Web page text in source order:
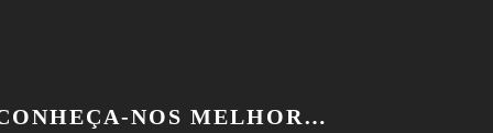
NOS MELHOR…